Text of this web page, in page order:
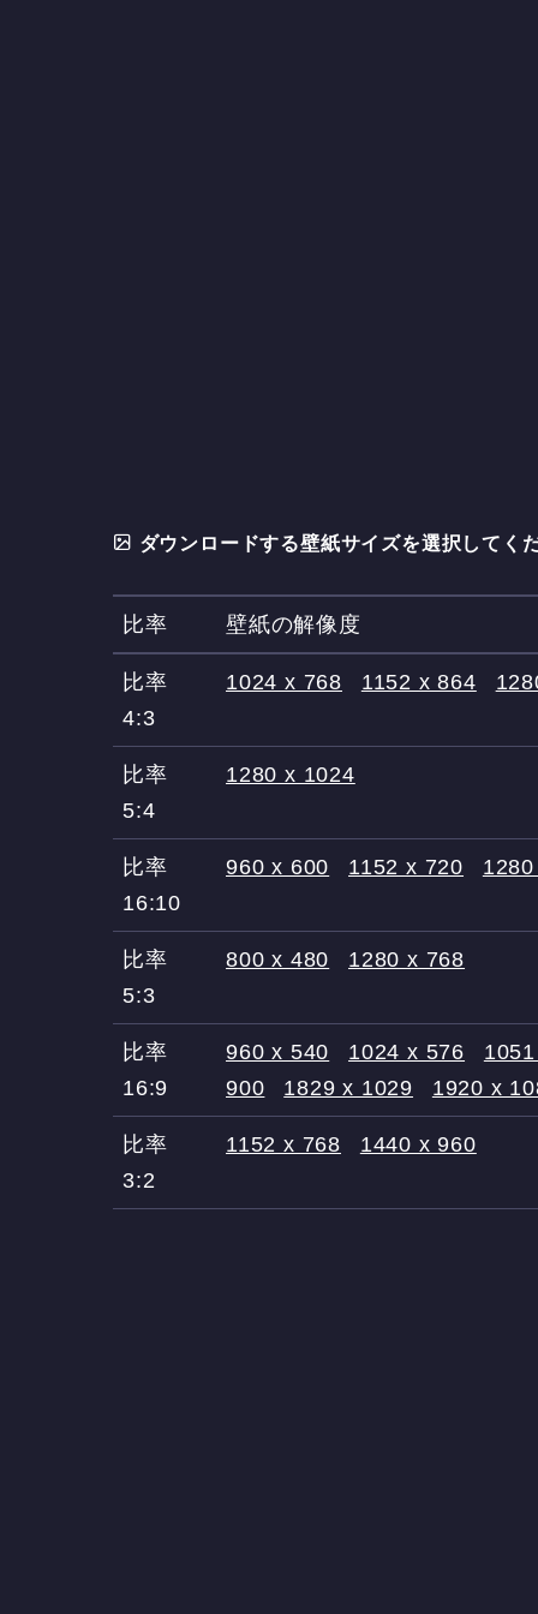
ダウンロードする壁紙サイズを選択して
比率 壁紙の解像度
比率
4:3
1024 x 768 1152 x 864
比率
5:4
1280 x 1024
比率
16:10
960 x 600 1152 x 720
比率
5:3
800 x 480 1280 x 768
比率
16:9
960 x 540 1024 x 576
900
1829 x 1029 1920 x
比率
3:2
1152 x 768 1440 x 960